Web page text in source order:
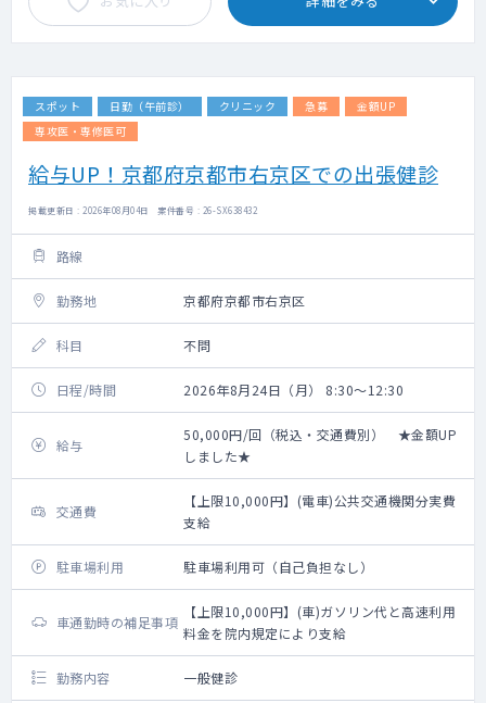
スポット 日勤（午前診） クリニック 急募
金額UP
専攻医・専修医可
給与UP！京都府京都市右京区での出張健診
掲載更新日 : 2026年08月04日 案件番号 : 26-SX638432
路線
勤務地 京都府京都市右京区
科目 不問
日程/時間 2026年8月24日（月） 8:30～12:30
給与
50,000円/回（税込・交通費別） ★金額UP
しました★
交通費
【上限10,000円】(電車)公共交通機関分実費
支給
駐車場利用 駐車場利用可（自己負担なし）
車通勤時の補足事項
【上限10,000円】(車)ガソリン代と高速利用
料金を院内規定により支給
勤務内容 一般健診